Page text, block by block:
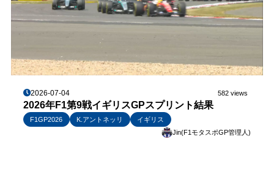
2026-07-04 582 views
2026年F1第9戦イギリスGPスプリント結果
F1GP2026 K.アントネッリ
イギリス
Jin(F1モタスポGP管理人)